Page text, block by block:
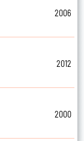
2006
2012
2000